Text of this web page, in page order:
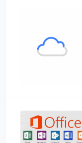
Windows10"